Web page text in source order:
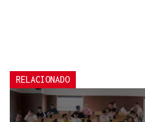
RELACIONADO